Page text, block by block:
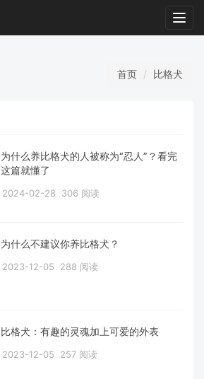
首页 比格犬
为什么养比格犬的人被称为“忍人”？看完
这篇就懂了
2024-02-28 306 阅读
为什么不建议你养比格犬？
2023-12-05 288 阅读
比格犬：有趣的灵魂加上可爱的外表
2023-12-05 257 阅读